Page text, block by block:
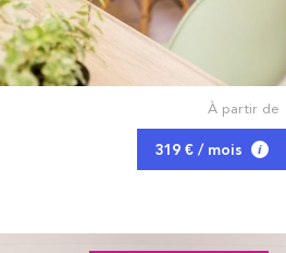
À partir de
319 € / mois